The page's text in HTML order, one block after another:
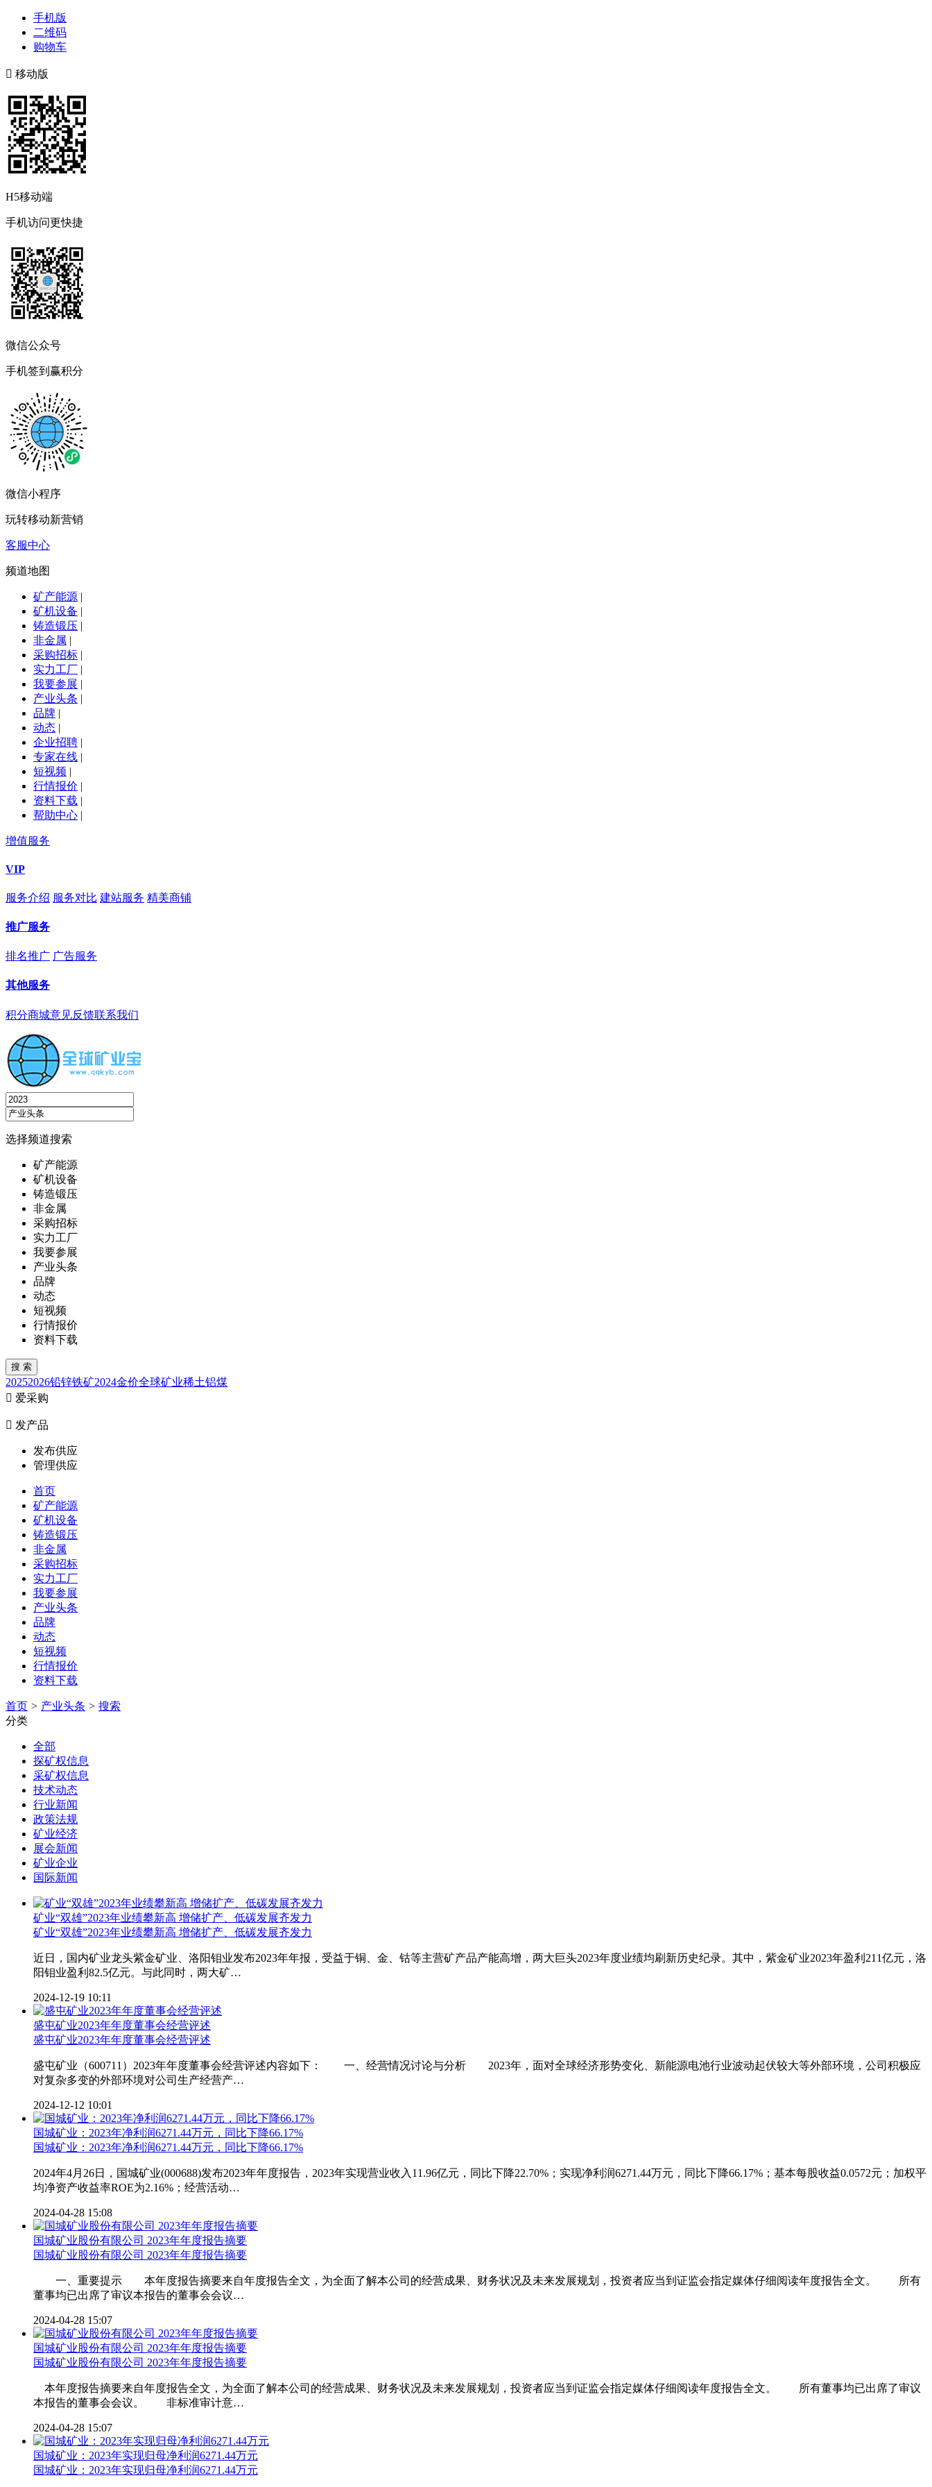
手机版
二维码
购物车
 移动版
H5移动端
手机访问更快捷
微信公众号
手机签到赢积分
微信小程序
玩转移动新营销
客服中心
频道地图
矿产能源 |
矿机设备 |
铸造锻压 |
非金属 |
采购招标 |
实力工厂 |
我要参展 |
产业头条 |
品牌 |
动态 |
企业招聘 |
专家在线 |
短视频 |
行情报价 |
资料下载 |
帮助中心 |
增值服务
VIP
服务介绍 服务对比 建站服务 精美商铺
推广服务
排名推广 广告服务
其他服务
积分商城意见反馈联系我们
选择频道搜索
矿产能源
矿机设备
铸造锻压
非金属
采购招标
实力工厂
我要参展
产业头条
品牌
动态
短视频
行情报价
资料下载
20252026铅锌铁矿2024金价全球矿业稀土铝煤
 爱采购
 发产品
发布供应
管理供应
首页
矿产能源
矿机设备
铸造锻压
非金属
采购招标
实力工厂
我要参展
产业头条
品牌
动态
短视频
行情报价
资料下载
首页 > 产业头条 > 搜索
分类
全部
探矿权信息
采矿权信息
技术动态
行业新闻
政策法规
矿业经济
展会新闻
矿业企业
国际新闻
矿业“双雄”2023年业绩攀新高 增储扩产、低碳发展齐发力
矿业“双雄”2023年业绩攀新高 增储扩产、低碳发展齐发力
近日，国内矿业龙头紫金矿业、洛阳钼业发布2023年年报，受益于铜、金、钴等主营矿产品产能高增，两大巨头2023年度业绩均刷新历史纪录。其中，紫金矿业2023年盈利211亿元，洛
阳钼业盈利82.5亿元。与此同时，两大矿…
2024-12-19 10:11
盛屯矿业2023年年度董事会经营评述
盛屯矿业2023年年度董事会经营评述
盛屯矿业（600711）2023年年度董事会经营评述内容如下： 一、经营情况讨论与分析 2023年，面对全球经济形势变化、新能源电池行业波动起伏较大等外部环境，公司积极应
对复杂多变的外部环境对公司生产经营产…
2024-12-12 10:01
国城矿业：2023年净利润6271.44万元，同比下降66.17%
国城矿业： 2023年净利润6271.44万元，同比下降66.17%
2024年4月26日，国城矿业(000688)发布2023年年度报告，2023年实现营业收入11.96亿元，同比下降22.70%；实现净利润6271.44万元，同比下降66.17%；基本每股收益0.0572元；加权平
均净资产收益率ROE为2.16%；经营活动…
2024-04-28 15:08
国城矿业股份有限公司 2023年年度报告摘要
国城矿业股份有限公司 2023年年度报告摘要
一、重要提示 本年度报告摘要来自年度报告全文，为全面了解本公司的经营成果、财务状况及未来发展规划，投资者应当到证监会指定媒体仔细阅读年度报告全文。 所有
董事均已出席了审议本报告的董事会会议…
2024-04-28 15:07
国城矿业股份有限公司 2023年年度报告摘要
国城矿业股份有限公司 2023年年度报告摘要
本年度报告摘要来自年度报告全文，为全面了解本公司的经营成果、财务状况及未来发展规划，投资者应当到证监会指定媒体仔细阅读年度报告全文。 所有董事均已出席了审议
本报告的董事会会议。 非标准审计意…
2024-04-28 15:07
国城矿业：2023年实现归母净利润6271.44万元
国城矿业： 2023年实现归母净利润6271.44万元